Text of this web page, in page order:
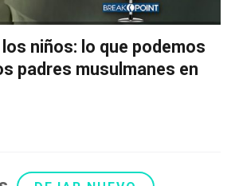
los niños: lo que podemos
padres musulmanes en